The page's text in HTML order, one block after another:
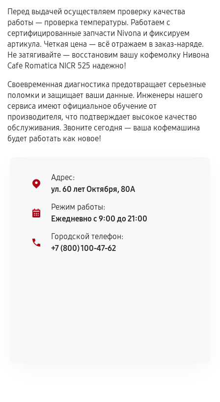
Если комплектующие куплены
самостоятельно
Гарантия на выполненные работы может
сохраняться полностью или частично, если
соблюдены следующие условия:
техническим параметрам и не имеют внешних
дефектов.
Установка была выполнена нашим сервисным
центром.
При этом гарантия на сами комплектующие
сервисный центр ответственности не несет.
Перед выдачей осуществляем проверку качества
работы — проверка температуры. Работаем с
сертифицированные запчасти Nivona и фиксируем
артикула. Четкая цена — всё отражаем в заказ-наряде.
Не затягивайте — восстановим вашу кофемолку Нивона
Cafe Romatica NICR 525 надежно!
Своевременная диагностика предотвращает серьезные
поломки и защищает ваши данные. Инженеры нашего
сервиса имеют официальное обучение от
производителя, что подтверждает высокое качество
обслуживания. Звоните сегодня — ваша кофемашина
будет работать как новое!
Адрес:
ул. 60 лет Октября, 80А
Режим работы:
Ежедневно с 9:00 до 21:00
Городской телефон:
+7 (800) 100-47-62